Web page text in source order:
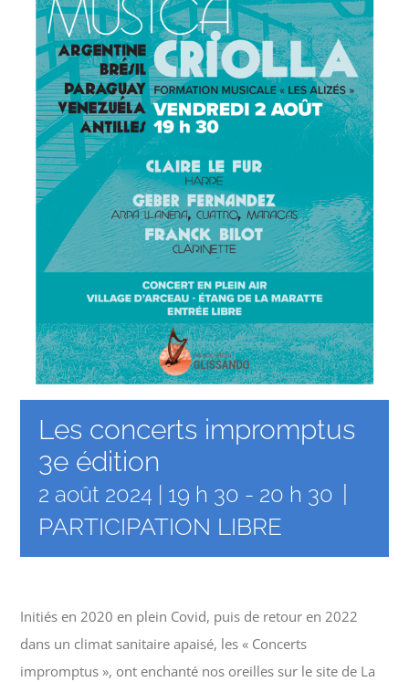
Les concerts impromptus
3e édition
2 août 2024 | 19 h 30 - 20 h 30
PARTICIPATION LIBRE
Initiés en 2020 en plein Covid, puis de retour en 2022
dans un climat sanitaire apaisé, les « Concerts
impromptus », ont enchanté nos oreilles sur le site de La